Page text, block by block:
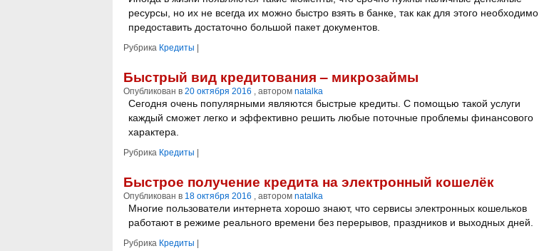
ресурсы, но их не всегда их можно быстро взять в банке, так как для этого необходимо
предоставить достаточно большой пакет документов.
Рубрика Кредиты |
Быстрый вид кредитования – микрозаймы
Опубликован в 20 октября 2016 , автором natalka
Сегодня очень популярными являются быстрые кредиты. С помощью такой услуги
каждый сможет легко и эффективно решить любые поточные проблемы финансового
характера.
Рубрика Кредиты |
Быстрое получение кредита на электронный кошелёк
Опубликован в 18 октября 2016 , автором natalka
Многие пользователи интернета хорошо знают, что сервисы электронных кошельков
работают в режиме реального времени без перерывов, праздников и выходных дней.
Рубрика Кредиты |